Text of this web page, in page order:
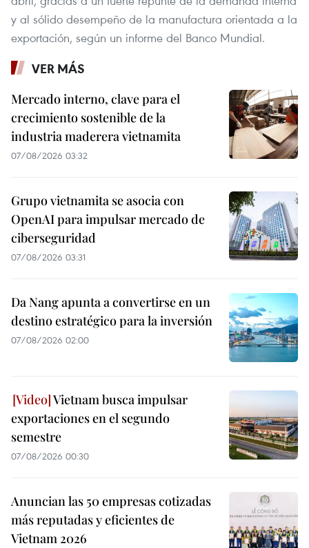
y al sólido desempeño de la manufactura orientada a la
exportación, según un informe del Banco Mundial.
VER MÁS
Mercado interno, clave para el
crecimiento sostenible de la
industria maderera vietnamita
07/08/2026 03:32
Grupo vietnamita se asocia con
OpenAI para impulsar mercado de
ciberseguridad
07/08/2026 03:31
Da Nang apunta a convertirse en un
destino estratégico para la inversión
07/08/2026 02:00
Vietnam busca impulsar
exportaciones en el segundo
semestre
07/08/2026 00:30
Anuncian las 50 empresas cotizadas
más reputadas y eficientes de
Vietnam 2026